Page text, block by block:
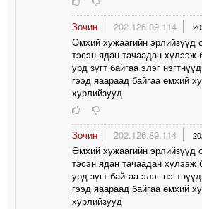
Зочин 202.126.89.114
Өмхий хужаагийн эрлийзүүд
тэсэн ядан тачаадан хүлээж
урд зүгт байгаа элэг
гээд яаараад байгаа өмхий
хурлийзууд
Зочин 202.126.89.114
Өмхий хужаагийн эрлийзүүд
тэсэн ядан тачаадан хүлээж
урд зүгт байгаа элэг
гээд яаараад байгаа өмхий
хурлийзууд